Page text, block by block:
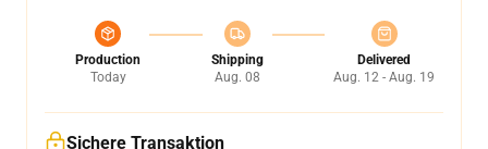
Production
Today
Shipping
Aug. 08
Delivered
Aug. 12 - Aug. 19
Sichere Transaktion